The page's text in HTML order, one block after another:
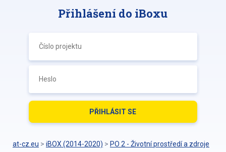
Přihlášení do iBoxu
at-cz.eu > iBOX (2014-2020) > PO 2 - Životní prostředí a zdroje